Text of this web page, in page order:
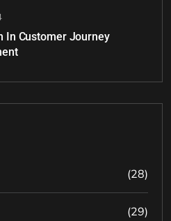
In Customer Journey
(28)
(29)